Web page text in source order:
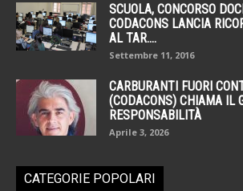
SCUOLA, CONCORSO
CODACONS LANCIA
AL TAR....
Settembre 11, 2016
CARBURANTI FUORI
(CODACONS) CHIAMA IL
RESPONSABILITÀ
Aprile 3, 2026
CATEGORIE POPOLARI